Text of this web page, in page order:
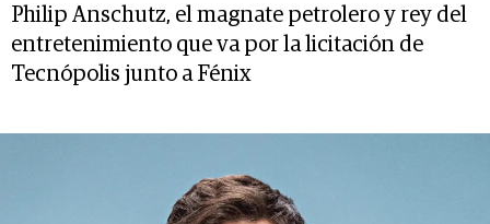
Philip Anschutz, el magnate petrolero y rey del
entretenimiento que va por la licitación de
Tecnópolis junto a Fénix